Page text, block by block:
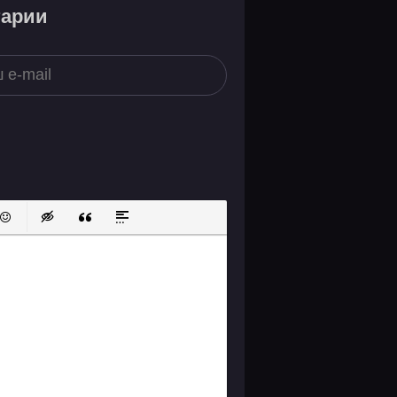
список
ссылкузащищенную ссылку
Вставить смайлик
Вставка скрытого текста
Вставка цитаты
Вставка спойлера